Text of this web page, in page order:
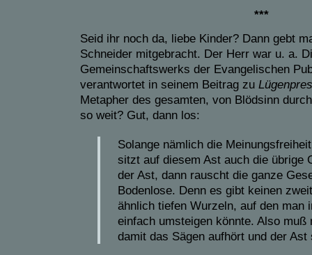
***
Seid ihr noch da, liebe Kinder? Dann gebt
Schneider mitgebracht. Der Herr war u. a.
Gemeinschaftswerks der Evangelischen
verantwortet in seinem Beitrag zu
Metapher des gesamten, von Blödsinn
so weit? Gut, dann los:
Solange nämlich die
sitzt auf diesem Ast auch die übrige
der Ast, dann rauscht die ganze
Bodenlose. Denn es gibt keinen
ähnlich tiefen Wurzeln, auf den man
einfach umsteigen könnte. Also muß
damit das Sägen aufhört und der